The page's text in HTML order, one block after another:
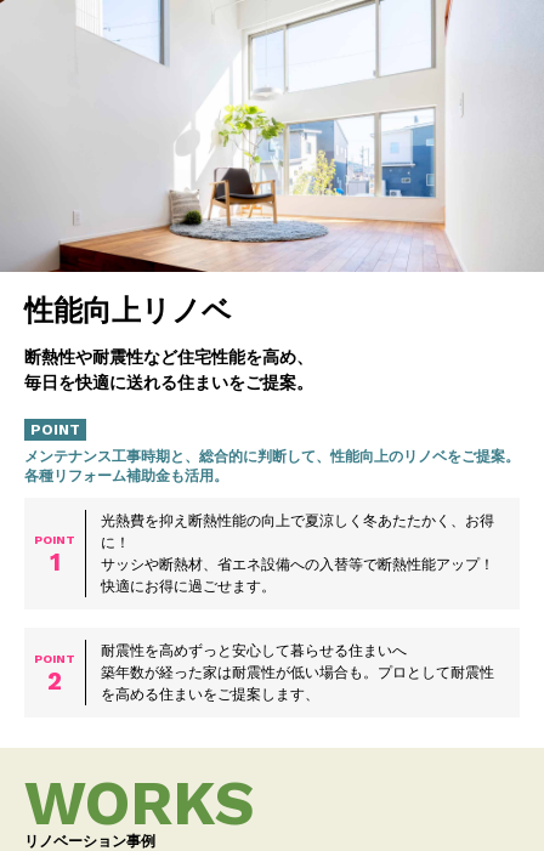
性能向上リノベ
断熱性や耐震性など住宅性能を高め、
毎日を快適に送れる住まいをご提案。
POINT
メンテナンス工事時期と、総合的に判断して、性能向上のリノベをご提案。
各種リフォーム補助金も活用。
POINT
1
光熱費を抑え断熱性能の向上で夏涼しく冬あたたかく、お得
に！
サッシや断熱材、省エネ設備への入替等で断熱性能アップ！
快適にお得に過ごせます。
POINT
2
耐震性を高めずっと安心して暮らせる住まいへ
築年数が経った家は耐震性が低い場合も。プロとして耐震性
を高める住まいをご提案します、
WORKS
リノベーション事例